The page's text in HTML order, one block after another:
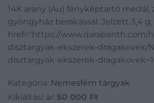
14K arany (Au) fényképtartó medál,
gyöngyház berakással. Jelzett 3,4
href="https://www.darabanth.com/
disztargyak-ekszerek-dragakovek/
disztargyak-ekszerek-
Kategória: Nemesfém tárgyak
Kikiáltási ár: 50 000 Ft